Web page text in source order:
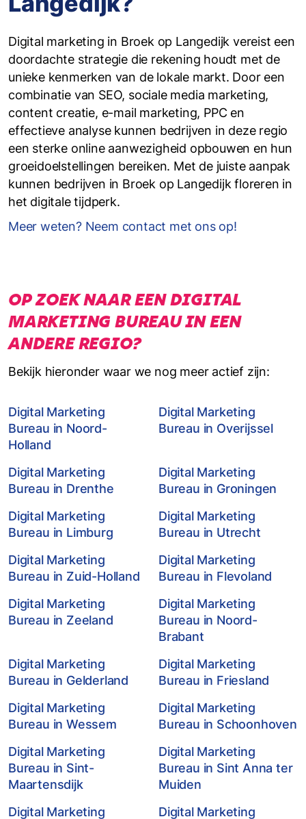
Digital marketing in Broek op Langedijk vereist een
doordachte strategie die rekening houdt met de
unieke kenmerken van de lokale markt. Door een
combinatie van SEO, sociale media marketing,
content creatie, e-mail marketing, PPC en
effectieve analyse kunnen bedrijven in deze regio
een sterke online aanwezigheid opbouwen en hun
groeidoelstellingen bereiken. Met de juiste aanpak
kunnen bedrijven in Broek op Langedijk floreren in
het digitale tijdperk.
Meer weten? Neem contact met ons op!
OP ZOEK NAAR EEN DIGITAL
MARKETING BUREAU IN EEN
ANDERE REGIO?
Bekijk hieronder waar we nog meer actief zijn:
Digital Marketing
Bureau in Noord-
Holland
Digital Marketing
Bureau in Overijssel
Digital Marketing
Bureau in Drenthe
Digital Marketing
Bureau in Groningen
Digital Marketing
Bureau in Limburg
Digital Marketing
Bureau in Utrecht
Digital Marketing
Bureau in Zuid-Holland
Digital Marketing
Bureau in Flevoland
Digital Marketing
Bureau in Zeeland
Digital Marketing
Bureau in Noord-
Brabant
Digital Marketing
Bureau in Gelderland
Digital Marketing
Bureau in Friesland
Digital Marketing
Bureau in Wessem
Digital Marketing
Bureau in Schoonhoven
Digital Marketing
Bureau in Sint-
Maartensdijk
Digital Marketing
Bureau in Sint Anna ter
Muiden
Digital Marketing
Digital Marketing